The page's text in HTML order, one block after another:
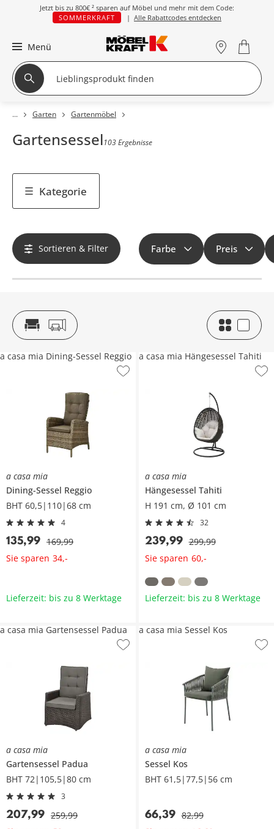
Jetzt bis zu 800€ ² sparen auf Möbel und mehr mit dem Code:
SOMMERKRAFT
| Alle Rabattcodes entdecken
Menü
Garten Gartenmöbel
Gartensessel103 Ergebnisse
Kategorie
Sortieren & Filter Farbe Preis
a casa mia
Dining-Sessel Reggio
BHT 60,5|110|68 cm
4
135,99 169,99
Sie sparen 34,-
a casa mia Dining-Sessel Reggio
Lieferzeit: bis zu 8 Werktage
a casa mia
Hängesessel Tahiti
H 191 cm, Ø 101 cm
32
239,99 299,99
Sie sparen 60,-
a casa mia Hängesessel Tahiti
Lieferzeit: bis zu 8 Werktage
a casa mia
Gartensessel Padua
BHT 72|105,5|80 cm
3
207,99 259,99
a casa mia Gartensessel Padua
a casa mia
Sessel Kos
BHT 61,5|77,5|56 cm
66,39 82,99
a casa mia Sessel Kos